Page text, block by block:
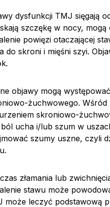
dysfunkcji TMJ sięgają
szczękę w nocy,
powięzi otaczającej
do skroni i mięśni szyi.
objawy mogą
żuchwowego.
skroniowo-
ból ucha i/lub szum w
szumy uszne, czyli
złamania lub
stawu może
może leczyć podstawową